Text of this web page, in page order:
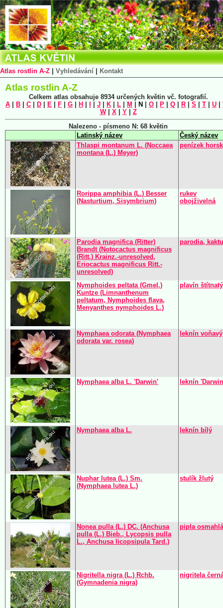
Atlas rostlin A-Z Vyhledávání Kontakt
Atlas rostlin A-Z
Celkem atlas obsahuje 8934 určených květin vč. fotografií.
A
B C D E F G H J K L M N O P Q R S T U
W| X| Y| Z
Nalezeno - písmeno N: 68 květin
Latinský název
Český název
Thlaspi montanum L. (Noccaea
montana (L.) Meyer)
penízek
Rorippa amphibia (L.) Besser
(Nasturtium, Sisymbrium)
rukev
obojživelná
Parodia magnifica (Ritter)
Brandt (Notocactus magnificus
(Ritt.) Krainz.-unresolved,
Eriocactus magnificus Ritt.-
unresolved)
parodia,
Nymphoides peltata (Gmel.)
Kuntze (Limnanthenum
peltatum, Nymphoides flava,
Menyanthes nymphoides L.)
plavín štítnatý
Nymphaea odorata (Nymphaea
odorata var. rosea)
leknín voňavý
Nymphaea alba L. 'Darwin' leknín
Nymphaea alba L. leknín bílý
Nuphar lutea (L.) Sm.
(Nymphaea lutea L.)
stulík žlutý
Nonea pulla (L.) DC. (Anchusa
pulla (L.) Bieb., Lycopsis pulla
L., Anchusa licopsipula Tard.)
pipla osmahlá
Nigritella nigra (L.) Rchb.
(Gymnadenia nigra)
nigritela